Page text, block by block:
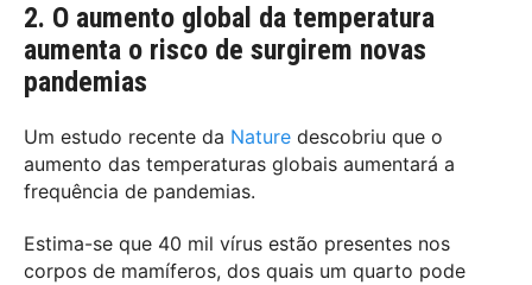
2. O aumento global da temperatura
aumenta o risco de surgirem novas
pandemias
Um estudo recente da Nature descobriu que o
aumento das temperaturas globais aumentará a
frequência de pandemias.
Estima-se que 40 mil vírus estão presentes nos
corpos de mamíferos, dos quais um quarto pode